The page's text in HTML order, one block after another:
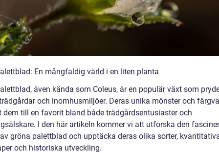
En mångfaldig värld i en liten planta
även kända som Coleus, är en populär växt som
och inomhusmiljöer. Deras unika mönster och
dem till en favorit bland både trädgårdsentusiaster och
I den här artikeln kommer vi att utforska den
gröna palettblad och upptäcka deras olika sorter,
och historiska utveckling.